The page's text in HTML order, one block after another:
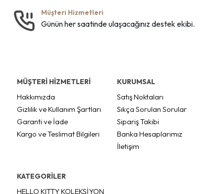
Müşteri Hizmetleri
Günün her saatinde ulaşacağınız destek ekibi.
MÜŞTERİ HİZMETLERİ
Hakkımızda
Gizlilik ve Kullanım Şartları
Garanti ve İade
Kargo ve Teslimat Bilgileri
KURUMSAL
Satış Noktaları
Sıkça Sorulan Sorular
Sipariş Takibi
Banka Hesaplarımız
İletişim
KATEGORİLER
HELLO KITTY KOLEKSİYON